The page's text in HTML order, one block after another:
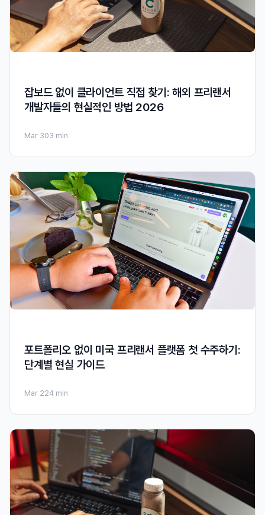
잡보드 없이 클라이언트 직접 찾기: 해외 프리랜서
개발자들의 현실적인 방법 2026
Mar 303 min
포트폴리오 없이 미국 프리랜서 플랫폼 첫 수주하기:
단계별 현실 가이드
Mar 224 min